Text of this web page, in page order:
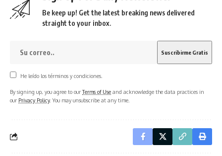
Be keep up! Get the latest breaking news delivered
straight to your inbox.
He leído los términos y condiciones.
By signing up, you agree to ourTerms of Use and acknowledge the data practices in
our Privacy Policy. You may unsubscribe at any time.